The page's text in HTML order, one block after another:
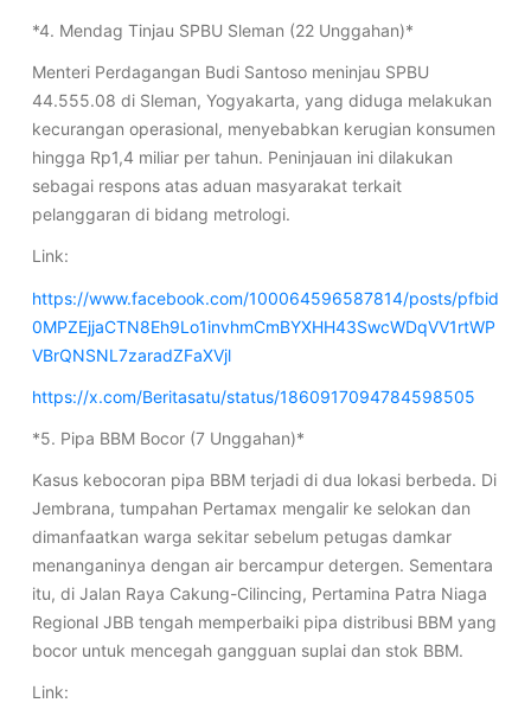
*4. Mendag Tinjau SPBU Sleman (22 Unggahan)*
Menteri Perdagangan Budi Santoso meninjau SPBU
44.555.08 di Sleman, Yogyakarta, yang diduga melakukan
kecurangan operasional, menyebabkan kerugian konsumen
hingga Rp1,4 miliar per tahun. Peninjauan ini dilakukan
sebagai respons atas aduan masyarakat terkait
pelanggaran di bidang metrologi.
Link:
https://www.facebook.com/100064596587814/posts/pfbid
0MPZEjjaCTN8Eh9Lo1invhmCmBYXHH43SwcWDqVV1rtWP
VBrQNSNL7zaradZFaXVjl
https://x.com/Beritasatu/status/1860917094784598505
*5. Pipa BBM Bocor (7 Unggahan)*
Kasus kebocoran pipa BBM terjadi di dua lokasi berbeda. Di
Jembrana, tumpahan Pertamax mengalir ke selokan dan
dimanfaatkan warga sekitar sebelum petugas damkar
menanganinya dengan air bercampur detergen. Sementara
itu, di Jalan Raya Cakung-Cilincing, Pertamina Patra Niaga
Regional JBB tengah memperbaiki pipa distribusi BBM yang
bocor untuk mencegah gangguan suplai dan stok BBM.
Link: